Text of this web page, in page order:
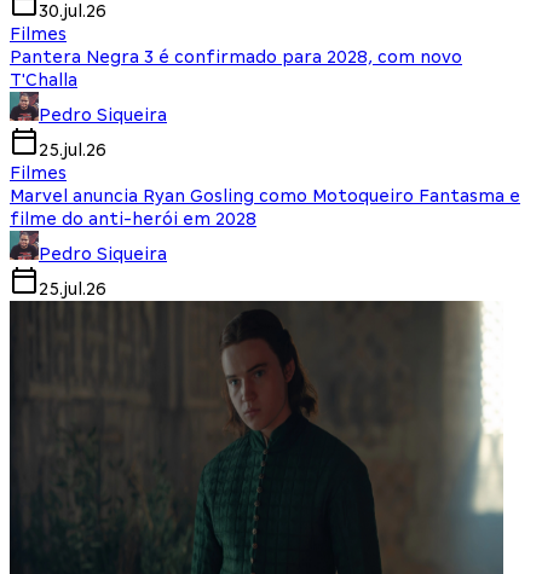
30.jul.26
Filmes
Pantera Negra 3 é confirmado para 2028, com novo
T'Challa
Pedro Siqueira
25.jul.26
Filmes
Marvel anuncia Ryan Gosling como Motoqueiro Fantasma e
filme do anti-herói em 2028
Pedro Siqueira
25.jul.26